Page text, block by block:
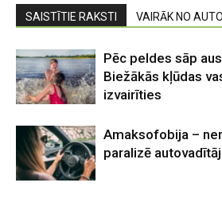
SAISTĪTIE RAKSTI VAIRĀK NO
Pēc peldes sāp
Biežākās kļūdas
izvairīties
Amaksofobija –
paralizē